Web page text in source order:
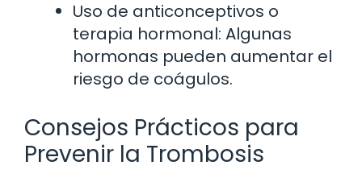
Uso de anticonceptivos o
terapia hormonal: Algunas
hormonas pueden aumentar el
riesgo de coágulos.
Consejos Prácticos para
Prevenir la Trombosis